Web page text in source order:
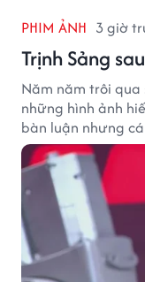
PHIM ẢNH 3 giờ
Trịnh Sảng
Năm năm trôi qua
những hình ảnh
bàn luận nhưng
vời.